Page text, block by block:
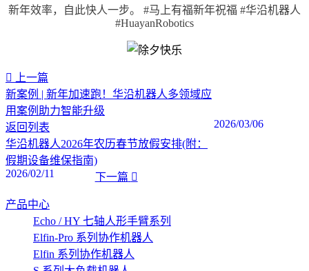
新年效率，自此快人一步。 #马上有福新年祝福 #华沿机器人
#HuayanRobotics
上一篇
新案例 | 新年加速跑！华沿机器人多领域应
用案例助力智能升级
2026/03/06
返回列表
华沿机器人2026年农历春节放假安排(附：
假期设备维保指南)
2026/02/11
下一篇
产品中心
Echo / HY 七轴人形手臂系列
Elfin-Pro 系列协作机器人
Elfin 系列协作机器人